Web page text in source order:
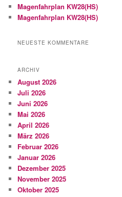
Magenfahrplan KW28(HS)
Magenfahrplan KW28(HS)
NEUESTE KOMMENTARE
ARCHIV
August 2026
Juli 2026
Juni 2026
Mai 2026
April 2026
März 2026
Februar 2026
Januar 2026
Dezember 2025
November 2025
Oktober 2025